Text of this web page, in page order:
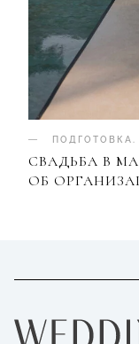
ПОДГОТОВКА
СВАДЬБА В
ОБ